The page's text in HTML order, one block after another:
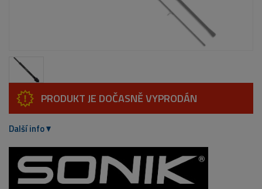
PRODUKT JE DOČASNĚ VYPRODÁN
Další info